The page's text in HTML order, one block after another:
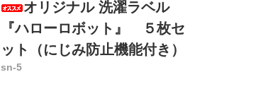
オリジナル 洗濯ラベル
『ハローロボット』 ５枚セ
ット（にじみ防止機能付き）
sn-5